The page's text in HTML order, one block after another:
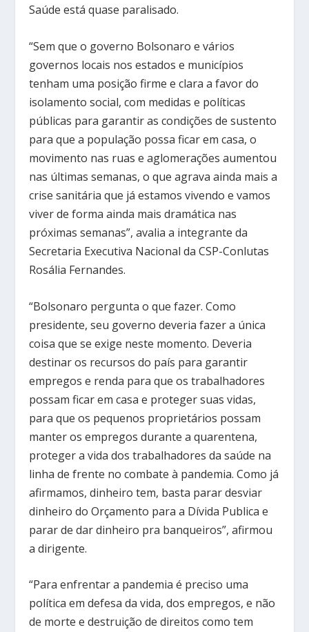
Saúde está quase paralisado.
“Sem que o governo Bolsonaro e vários
governos locais nos estados e municípios
tenham uma posição firme e clara a favor do
isolamento social, com medidas e políticas
públicas para garantir as condições de sustento
para que a população possa ficar em casa, o
movimento nas ruas e aglomerações aumentou
nas últimas semanas, o que agrava ainda mais a
crise sanitária que já estamos vivendo e vamos
viver de forma ainda mais dramática nas
próximas semanas”, avalia a integrante da
Secretaria Executiva Nacional da CSP-Conlutas
Rosália Fernandes.
“Bolsonaro pergunta o que fazer. Como
presidente, seu governo deveria fazer a única
coisa que se exige neste momento. Deveria
destinar os recursos do país para garantir
empregos e renda para que os trabalhadores
possam ficar em casa e proteger suas vidas,
para que os pequenos proprietários possam
manter os empregos durante a quarentena,
proteger a vida dos trabalhadores da saúde na
linha de frente no combate à pandemia. Como já
afirmamos, dinheiro tem, basta parar desviar
dinheiro do Orçamento para a Dívida Publica e
parar de dar dinheiro pra banqueiros”, afirmou
a dirigente.
“Para enfrentar a pandemia é preciso uma
política em defesa da vida, dos empregos, e não
de morte e destruição de direitos como tem